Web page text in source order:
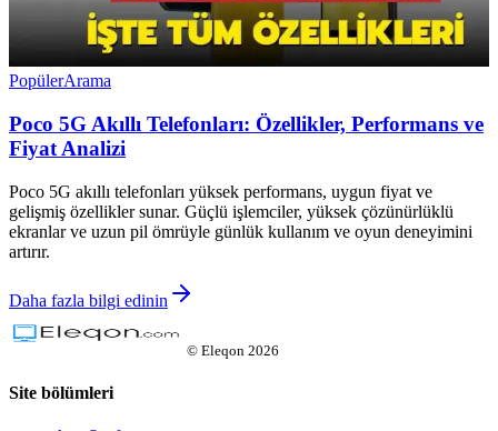
PopülerArama
Poco 5G Akıllı Telefonları: Özellikler, Performans ve
Fiyat Analizi
Poco 5G akıllı telefonları yüksek performans, uygun fiyat ve
gelişmiş özellikler sunar. Güçlü işlemciler, yüksek çözünürlüklü
ekranlar ve uzun pil ömrüyle günlük kullanım ve oyun deneyimini
artırır.
Daha fazla bilgi edinin
© Eleqon 2026
Site bölümleri